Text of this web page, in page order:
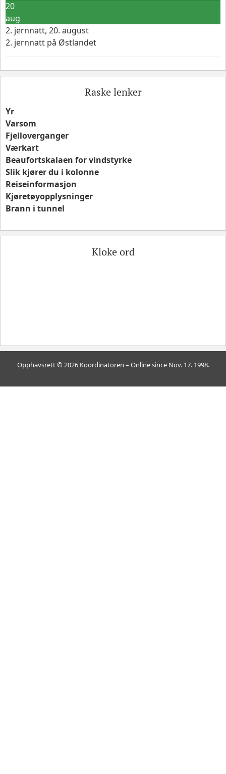
20
aug
2. jernnatt, 20. august
2. jernnatt på Østlandet
Raske lenker
Yr
Varsom
Fjelloverganger
Værkart
Beaufortskalaen for vindstyrke
Slik kjører du i kolonne
Reiseinformasjon
Kjøretøyopplysninger
Brann i tunnel
Kloke ord
Opphavsrett © 2026 Koordinatoren – Online since Nov. 17. 1998.